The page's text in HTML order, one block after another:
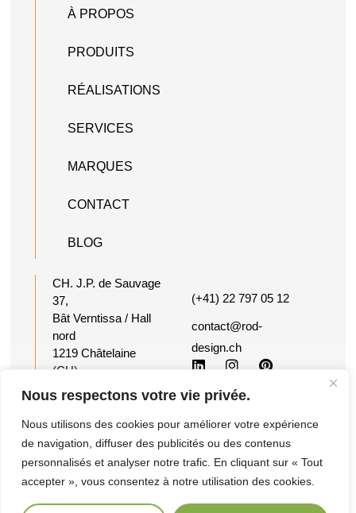
Nous respectons votre vie privée.
Nous utilisons des cookies pour améliorer votre expérience
de navigation, diffuser des publicités ou des contenus
personnalisés et analyser notre trafic. En cliquant sur « Tout
accepter », vous consentez à notre utilisation des cookies.
À PROPOS
PRODUITS
RÉALISATIONS
SERVICES
MARQUES
CONTACT
BLOG
CH. J.P. de Sauvage
37,
Bât Verntissa / Hall
nord
1219 Châtelaine
(CH)
(+41) 22 797 05 12
contact@rod-
design.ch
©2026 Reactiv
Office Design -
Tous droits
Conditions
générales de
vente et de
Ce site a été
imaginé et créé
par ROD &